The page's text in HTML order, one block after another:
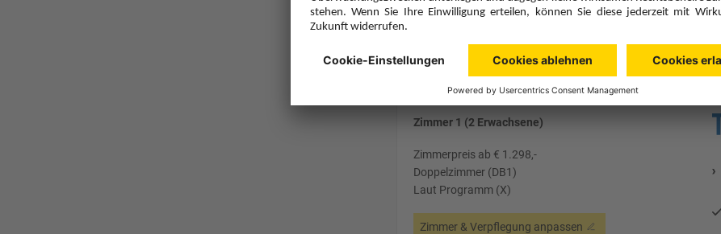
8 Hotelnächte Flug ab Wien (VIE)
Zimmer 1 (2 Erwachsene)
Zimmerpreis ab € 1.298,-
Doppelzimmer (DB1)
Laut Programm (X)
Zimmer & Verpflegung anpassen